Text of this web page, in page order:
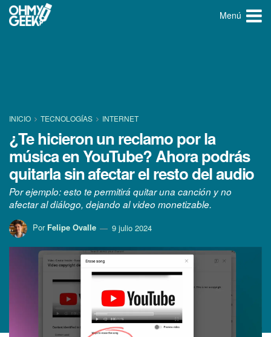
Menú
INICIO TECNOLOGÍ­AS INTERNET
¿Te hicieron un reclamo por la
música en YouTube? Ahora podrás
quitarla sin afectar el resto del audio
Por ejemplo: esto te permitirá quitar una canción y no
afectar al diálogo, dejando al video monetizable.
Por Felipe Ovalle 9 julio 2024